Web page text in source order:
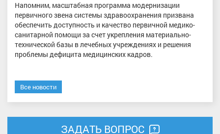
Напомним, масштабная программа модернизации
первичного звена системы здравоохранения призвана
обеспечить доступность и качество первичной медико-
санитарной помощи за счет укрепления материально-
технической базы в лечебных учреждениях и решения
проблемы дефицита медицинских кадров.
Все новости
ЗАДАТЬ ВОПРОС